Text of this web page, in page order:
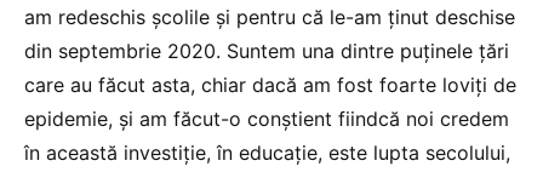
am redeschis școlile și pentru că le-am ținut deschise
din septembrie 2020. Suntem una dintre puținele țări
care au făcut asta, chiar dacă am fost foarte loviți de
epidemie, și am făcut-o conștient fiindcă noi credem
în această investiție, în educație, este lupta secolului,